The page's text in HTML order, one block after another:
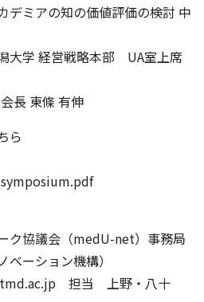
の知の価値評価の検討 中
営戦略本部 UA室上席
長 東條 有伸
ら
ク協議会（medU-net）事務局
ーション機構）
担当 上野・八十